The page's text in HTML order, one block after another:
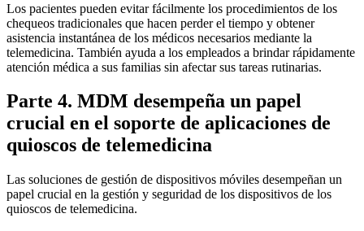
Los pacientes pueden evitar fácilmente los procedimientos de los
chequeos tradicionales que hacen perder el tiempo y obtener
asistencia instantánea de los médicos necesarios mediante la
telemedicina. También ayuda a los empleados a brindar rápidamente
atención médica a sus familias sin afectar sus tareas rutinarias.
Parte 4. MDM desempeña un papel
crucial en el soporte de aplicaciones de
quioscos de telemedicina
Las soluciones de gestión de dispositivos móviles desempeñan un
papel crucial en la gestión y seguridad de los dispositivos de los
quioscos de telemedicina.